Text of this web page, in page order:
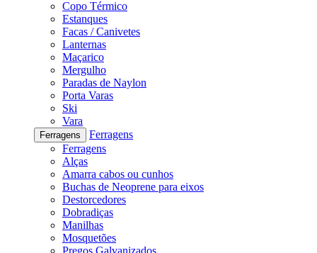
Copo Térmico
Estanques
Facas / Canivetes
Lanternas
Maçarico
Mergulho
Paradas de Naylon
Porta Varas
Ski
Vara
Ferragens
Ferragens
Ferragens
Alças
Amarra cabos ou cunhos
Buchas de Neoprene para eixos
Destorcedores
Dobradiças
Manilhas
Mosquetões
Pregos Galvanizados